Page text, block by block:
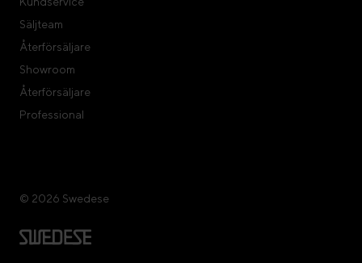
Säljteam
Återförsäljare
Showroom
Återförsäljare
Professional
© 2026 Swedese